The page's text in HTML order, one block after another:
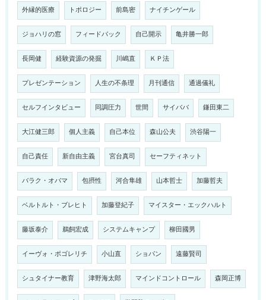
外縁的医療 トポロジー 前島密 ナイチンゲール
ジョハリの窓 フィードバック 自己開示 亀井勝一郎
長岡健 経験資源の発掘 川嶋直 ＫＰ法
プレゼンテーション 人生の不条理 月刊通信 通過儀礼
セルフインタビュー 同調圧力 世間 サイババ 鎌田東二
大江健三郎 個人主義 自己本位 森山公夫 渋谷陽一
自己責任 新自由主義 宮台真司 セーフティネット
バラク・オバマ 包摂性 河合隼雄 山本哲士 加藤哲夫
ベルトルト・ブレヒト 加藤登紀子 マイスター・エックハルト
藤坂泰介 鵜飼宏成 システムキャンプ 柳田國男
イーヴォ・ポゴレリチ 小山直 ショパン 遠藤賢司
シュタイナー教育 津野海太郎 マインドコントロール 森岡正博